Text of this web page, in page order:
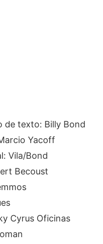
de texto: Billy Bond
Yacoff
Vila/Bond
Becoust
Cyrus Oficinas